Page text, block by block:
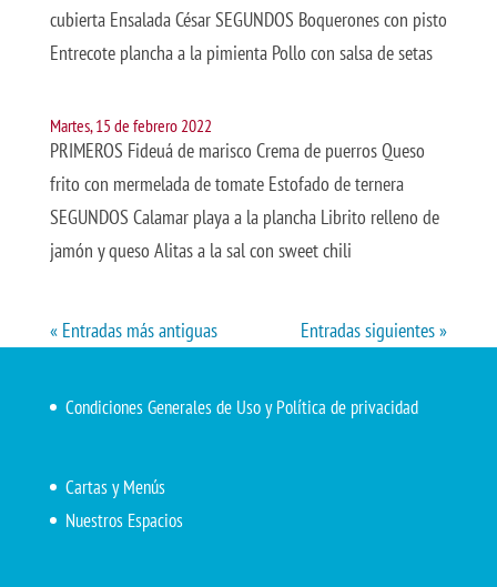
cubierta Ensalada César SEGUNDOS Boquerones con pisto
Entrecote plancha a la pimienta Pollo con salsa de setas
Martes, 15 de febrero 2022
PRIMEROS Fideuá de marisco Crema de puerros Queso
frito con mermelada de tomate Estofado de ternera
SEGUNDOS Calamar playa a la plancha Librito relleno de
jamón y queso Alitas a la sal con sweet chili
« Entradas más antiguas Entradas siguientes »
Condiciones Generales de Uso y Política de privacidad
Cartas y Menús
Nuestros Espacios